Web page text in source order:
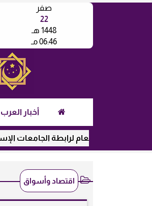
صفر
22
1448 هـ
06:46 مـ
أخبار العرب
العام لرابطة الجامعات الإسلامية يشيد
اقتصاد وأسواق